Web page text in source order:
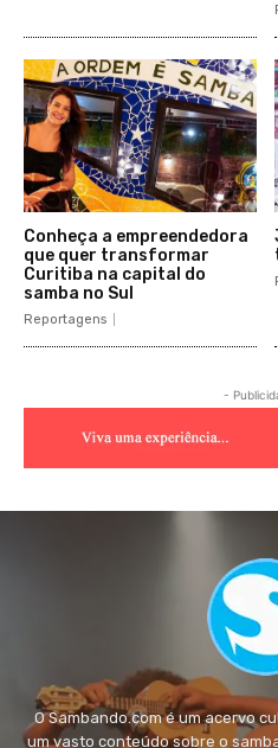
Conheça a empreendedora
que quer transformar
Curitiba na capital do
samba no Sul
Reportagens
-
O Sambando.com é um acervo
um vasto conteúdo sobre o